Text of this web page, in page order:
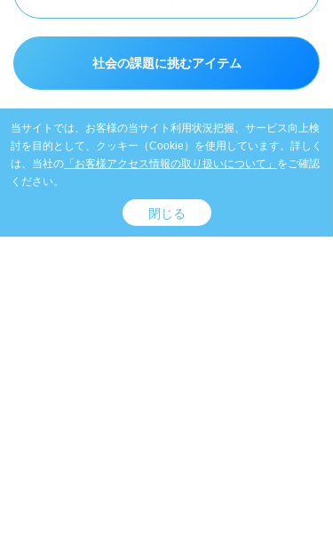
社会の課題に挑むアイテム
当サイトでは、お客様の当サイト利用状況把握、サービス向上検
討を目的として、クッキー（Cookie）を使用しています。 詳しく
は、当社の 「お客様アクセス情報の取り扱いについて」 をご確認
ください。
閉じる